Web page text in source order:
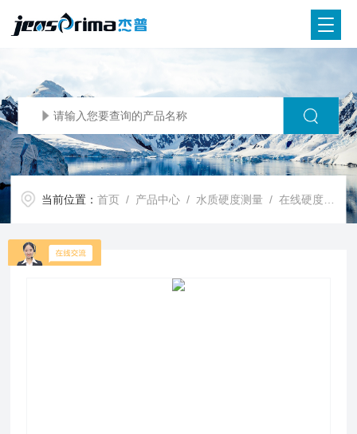
当前位置：首页 / 产品中心 / 水质硬度测量 /在线硬度分析仪